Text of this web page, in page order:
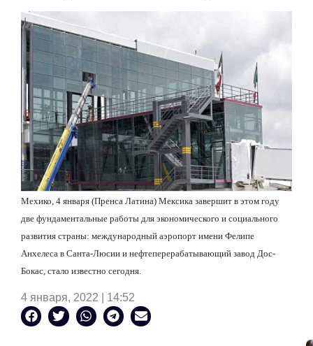
Мехико, 4 января (Пренса Латина) Мексика завершит в этом году
две фундаментальные работы для экономического и социального
развития страны: международный аэропорт имени Фелипе
Анхелеса в Санта-Люсии и нефтеперерабатывающий завод Дос-
Бокас, стало известно сегодня.
4 января, 2022 | 14:52